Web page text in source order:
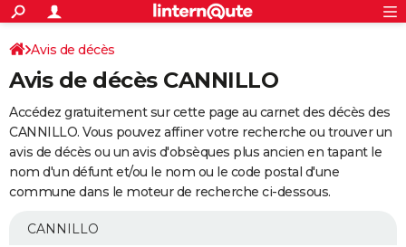
ACTUALITÉS
Politique
Société
Faits Divers
Education
Monde
Villes
+
SPORT
Coupe du monde 2026
Football
Tennis
Cyclisme
Rugby
Forum
Programme TV
TNT
Streaming
Cinéma
Sorties cinéma
Musique
+
FINANCE
Retraite
Epargne
Immobilier
Risques naturels par ville
Banque
Assurance
AUTO
Essais
Réserver un essai
Citadines
Berlines
SUV
Forum auto
+
Mobiles
Meilleur smartphone
Internet
Ordinateurs
Jeux vidéo
Guide high-tech
Avis de décès
Avis de décès CANNILLO
Accédez gratuitement sur cette page au carnet des décès des
CANNILLO. Vous pouvez affiner votre recherche ou trouver un
avis de décès ou un avis d'obsèques plus ancien en tapant le
nom d'un défunt et/ou le nom ou le code postal d'une
commune dans le moteur de recherche ci-dessous.